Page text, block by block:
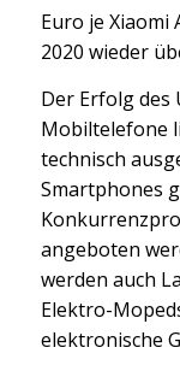
Euro je Xiaomi
2020 wieder
Der Erfolg
Mobiltelefone
technisch
Smartphones
angeboten
werden auch
Elektro-
elektronische